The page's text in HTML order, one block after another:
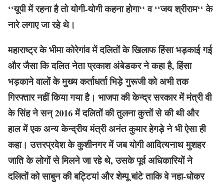
‘‘यूपी में रहना है तो योगी-योगी कहना होगा‘‘ व ‘‘जय श्रीराम‘‘ के
नारे लगाए जा रहे थे।
महाराष्ट्र के भीमा कोरेगांव में दलितों के खिलाफ हिंसा भड़काई गई
और जैसा कि दलित नेता प्रकाश अंबेडकर ने कहा है, हिंसा
भड़काने वालों के मुख्य कर्ताधर्ता भिड़े गुरूजी को अभी तक
गिरफ्तार नहीं किया गया है। भाजपा की केन्द्र सरकार में मंत्री वी
के सिंह ने सन् 2016 में दलितों की तुलना कुत्तों से की थी और
हाल में एक अन्य केन्द्रीय मंत्री अनंत कुमार हेगड़े ने भी ऐसा ही
कहा। उत्तरप्रदेश के कुशीनगर में जब योगी आदित्यनाथ मुशहर
जाति के लोगों से मिलने जा रहे थे, उसके पूर्व अधिकारियों ने
दलितों को साबुन की बट्टियां और शेम्पू बांटे ताकि वे नहा-धोकर